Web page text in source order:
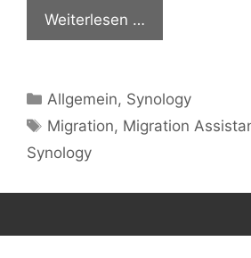
Weiterlesen …
Kategorien
Allgemein, Synology
Schlagwörter
Migration, Migration
Synology